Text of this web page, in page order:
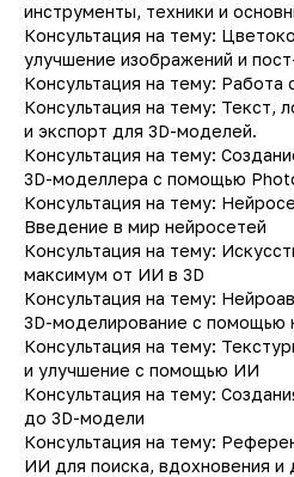
инструменты, техники и
Консультация на тему:
улучшение изображений и
Консультация на тему: Работа
Консультация на тему: Текст,
и экспорт для 3D-моделей.
Консультация на тему:
3D-моделлера с помощью
Консультация на тему:
Введение в мир нейросетей
Консультация на тему:
максимум от ИИ в 3D
Консультация на тему:
3D-моделирование с помощью
Консультация на тему:
и улучшение с помощью ИИ
Консультация на тему:
до 3D-модели
Консультация на тему:
ИИ для поиска, вдохновения и